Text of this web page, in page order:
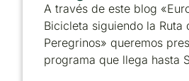
A través de este blog
Bicicleta siguiendo la Ruta
Peregrinos» queremos
programa que llega hasta